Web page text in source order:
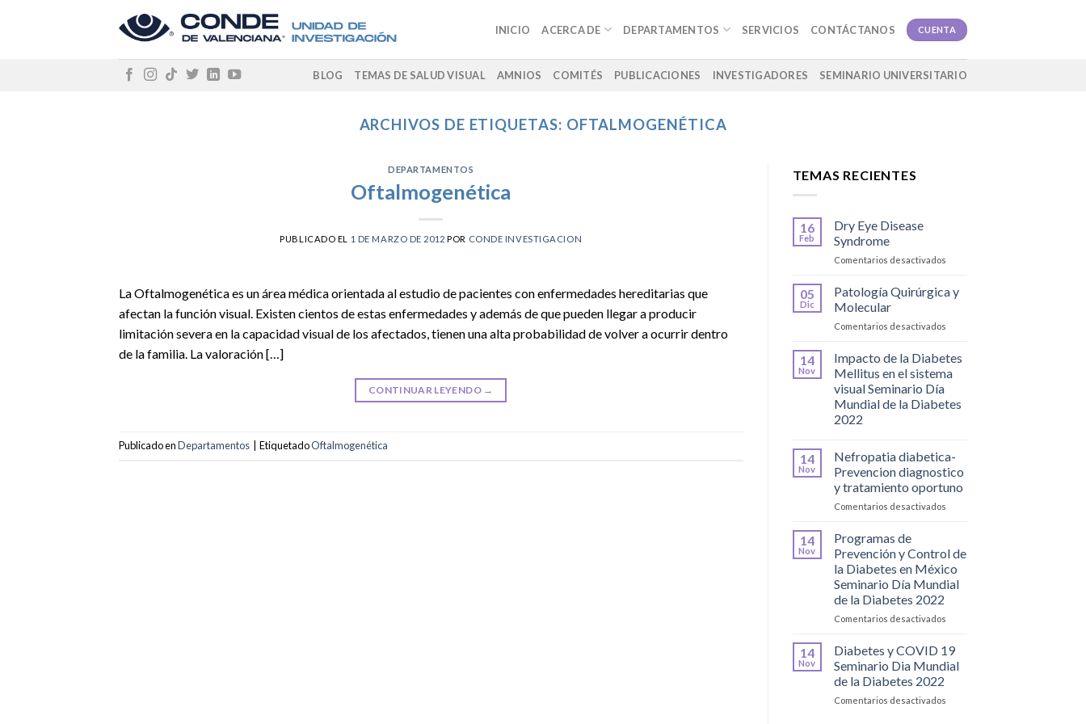
INICIO ACERCA DE DEPARTAMENTOS SERVICIOS CONTÁCTANOS CUENTA
BLOG TEMAS DE SALUD VISUAL AMNIOS COMITÉS PUBLICACIONES INVESTIGADORES SEMINARIO UNIVERSITARIO
ARCHIVOS DE ETIQUETAS: OFTALMOGENÉTICA
DEPARTAMENTOS
Oftalmogenética
PUBLICADO EL 1 DE MARZO DE 2012 POR CONDE INVESTIGACION
La Oftalmogenética es un área médica orientada al estudio de pacientes con enfermedades hereditarias que
afectan la función visual. Existen cientos de estas enfermedades y además de que pueden llegar a producir
limitación severa en la capacidad visual de los afectados, tienen una alta probabilidad de volver a ocurrir dentro
de la familia. La valoración […]
CONTINUAR LEYENDO →
Publicado enDepartamentos EtiquetadoOftalmogenética
TEMAS RECIENTES
16
Feb
Dry Eye Disease
Syndrome
Comentarios desactivadosen
Disease
05
Dic
Patología Quirúrgica y
Molecular
Comentarios desactivadosen
Quirúrgica
y
Molecular
14
Nov
Impacto de la Diabetes
Mellitus en el sistema
visual Seminario Día
Mundial de la Diabetes
2022
14
Nov
Nefropatia diabetica-
Prevencion diagnostico
y tratamiento oportuno
Comentarios desactivadosen
diagnostico
y
tratamiento
14
Nov
Programas de
Prevención y Control de
la Diabetes en México
Seminario Día Mundial
de la Diabetes 2022
Comentarios desactivadosen
de
Prevención
y
de
14
Nov
Diabetes y COVID 19
Seminario Dia Mundial
de la Diabetes 2022
Comentarios desactivadosen